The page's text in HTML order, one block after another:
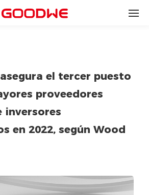
el tercer puesto
proveedores
inversores
en 2022, según Wood